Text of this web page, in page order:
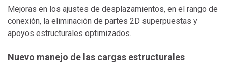
Mejoras en los ajustes de desplazamientos, en el rango de
conexión, la eliminación de partes 2D superpuestas y
apoyos estructurales optimizados.
Nuevo manejo de las cargas estructurales